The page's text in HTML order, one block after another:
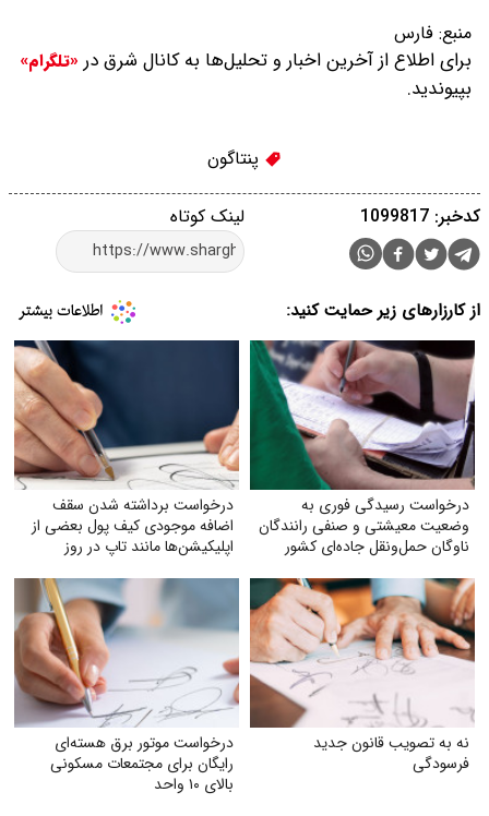
منبع: فارس
برای اطلاع از آخرین اخبار و تحلیل‌ها به کانال شرق در «تلگرام»
بپیوندید.
پنتاگون
لینک کوتاه کدخبر: 1099817
از کارزارهای زیر حمایت کنید:
درخواست رسیدگی فوری به
وضعیت معیشتی و صنفی رانندگان
ناوگان حمل‌ونقل جاده‌ای کشور
درخواست برداشته شدن سقف
اضافه‌ موجودی کیف پول بعضی از
اپلیکیشن‌ها مانند تاپ در روز
نه به تصویب قانون جدید
فرسودگی
درخواست موتور برق هسته‌ای
رایگان برای مجتمعات مسکونی
بالای ۱۰ واحد